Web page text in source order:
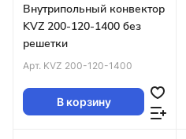
Внутрипольный конвектор
KVZ 200-120-1400 без
решетки
Арт. KVZ 200-120-1400
В корзину